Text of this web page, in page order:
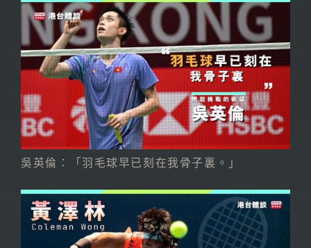
吳英倫：「羽毛球早已刻在我骨子裏。」